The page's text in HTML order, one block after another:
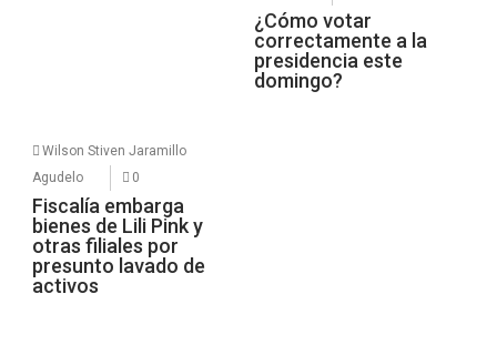
¿Cómo votar
correctamente a la
presidencia este
domingo?
Wilson Stiven Jaramillo
Agudelo
0
Fiscalía embarga
bienes de Lili Pink y
otras filiales por
presunto lavado de
activos